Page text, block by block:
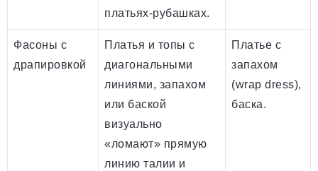
платьях-рубашках.
Фасоны с
драпировкой
Платья и топы с
диагональными
линиями, запахом
или баской
визуально
«ломают» прямую
линию талии и
Платье с
запахом
(wrap dress),
баска.